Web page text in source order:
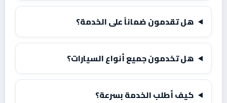
هل تقدمون ضماناً على الخدمة؟
هل تخدمون جميع أنواع السيارات؟
كيف أطلب الخدمة بسرعة؟